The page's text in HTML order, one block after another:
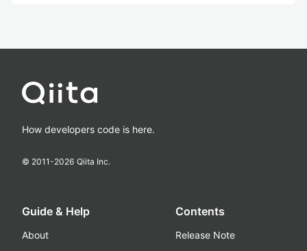
How developers code is here.
© 2011-2026 Qiita Inc.
Guide & Help
About
Contents
Release Note